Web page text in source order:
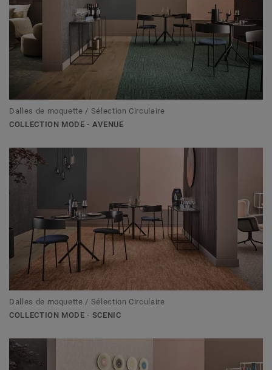
Dalles de moquette / Sélection Circulaire
COLLECTION MODE - AVENUE
Dalles de moquette / Sélection Circulaire
COLLECTION MODE - SCENIC